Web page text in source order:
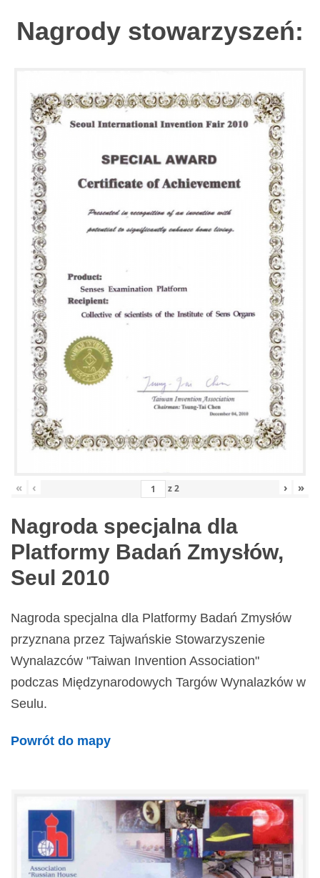
Nagrody stowarzyszeń:
« ‹ z2 › »
Nagroda specjalna dla
Platformy Badań Zmysłów,
Seul 2010
Nagroda specjalna dla Platformy Badań Zmysłów
przyznana przez Tajwańskie Stowarzyszenie
Wynalazców "Taiwan Invention Association"
podczas Międzynarodowych Targów Wynalazków w
Seulu.
Powrót do mapy